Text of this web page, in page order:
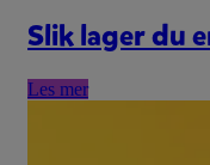
Slik lager du
Les mer